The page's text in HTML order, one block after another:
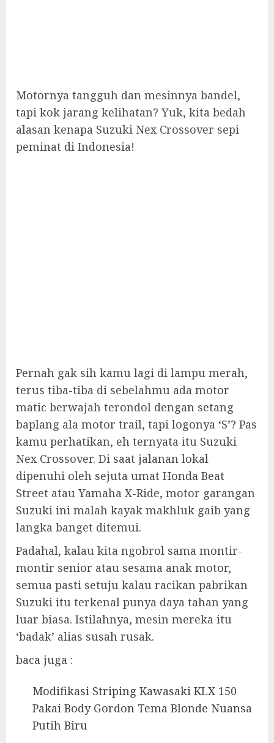
Motornya tangguh dan mesinnya bandel,
tapi kok jarang kelihatan? Yuk, kita bedah
alasan kenapa Suzuki Nex Crossover sepi
peminat di Indonesia!
Pernah gak sih kamu lagi di lampu merah,
terus tiba-tiba di sebelahmu ada motor
matic berwajah terondol dengan setang
baplang ala motor trail, tapi logonya ‘S’? Pas
kamu perhatikan, eh ternyata itu Suzuki
Nex Crossover. Di saat jalanan lokal
dipenuhi oleh sejuta umat Honda Beat
Street atau Yamaha X-Ride, motor garangan
Suzuki ini malah kayak makhluk gaib yang
langka banget ditemui.
Padahal, kalau kita ngobrol sama montir-
montir senior atau sesama anak motor,
semua pasti setuju kalau racikan pabrikan
Suzuki itu terkenal punya daya tahan yang
luar biasa. Istilahnya, mesin mereka itu
‘badak’ alias susah rusak.
baca juga :
Modifikasi Striping Kawasaki KLX 150
Pakai Body Gordon Tema Blonde Nuansa
Putih Biru